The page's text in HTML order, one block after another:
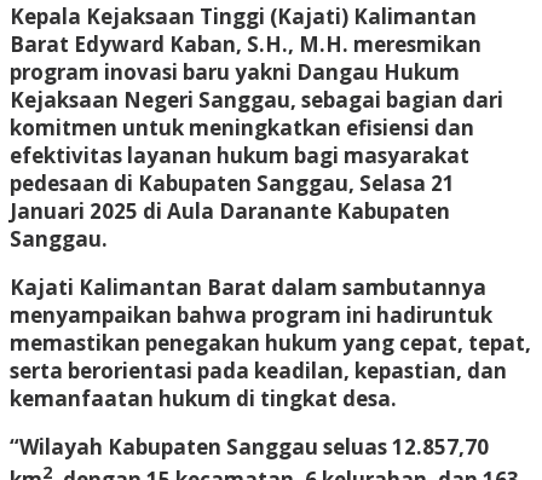
Kepala Kejaksaan Tinggi (Kajati) Kalimantan
Barat Edyward Kaban, S.H., M.H. meresmikan
program inovasi baru yakni Dangau Hukum
Kejaksaan Negeri Sanggau, sebagai bagian dari
komitmen untuk meningkatkan efisiensi dan
efektivitas layanan hukum bagi masyarakat
pedesaan di Kabupaten Sanggau, Selasa 21
Januari 2025 di Aula Daranante Kabupaten
Sanggau.
Kajati Kalimantan Barat dalam sambutannya
menyampaikan bahwa program ini hadiruntuk
memastikan penegakan hukum yang cepat, tepat,
serta berorientasi pada keadilan, kepastian, dan
kemanfaatan hukum di tingkat desa.
“Wilayah Kabupaten Sanggau seluas 12.857,70
2